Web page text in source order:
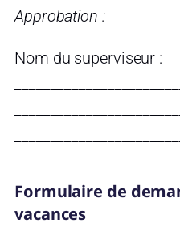
Approbation :
Nom du superviseur :
Formulaire de
vacances